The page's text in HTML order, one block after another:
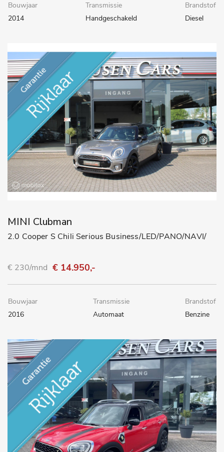
Bouwjaar
2014
Transmissie
Handgeschakeld
Brandstof
Diesel
MINI Clubman
2.0 Cooper S Chili Serious Business/LED/PANO/NAVI/
€ 230/mnd € 14.950,-
Bouwjaar
2016
Transmissie
Automaat
Brandstof
Benzine